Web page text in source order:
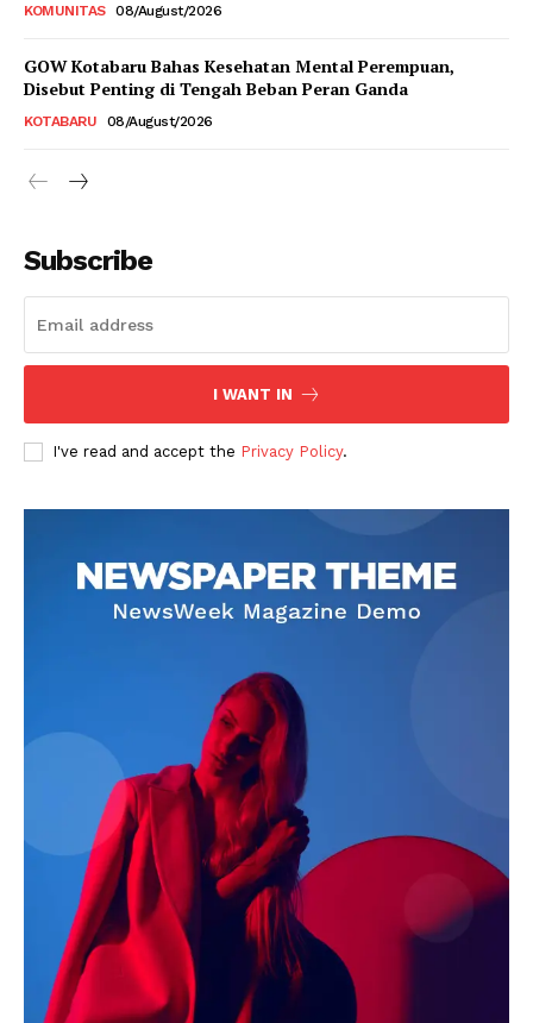
KOMUNITAS 08/August/2026
GOW Kotabaru Bahas Kesehatan Mental Perempuan,
Disebut Penting di Tengah Beban Peran Ganda
KOTABARU 08/August/2026
Subscribe
I WANT IN
I've read and accept the Privacy Policy.